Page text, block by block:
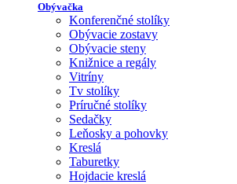
Obývačka
Konferenčné stolíky
Obývacie zostavy
Obývacie steny
Knižnice a regály
Vitríny
Tv stolíky
Príručné stolíky
Sedačky
Leňosky a pohovky
Kreslá
Taburetky
Hojdacie kreslá